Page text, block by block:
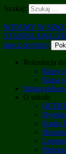
Szukaj:
WITAMY W
STANISŁAWA
skocz do treści
Rekrutacja
Klasy
Klasa
Strona
O szkole
Kadra